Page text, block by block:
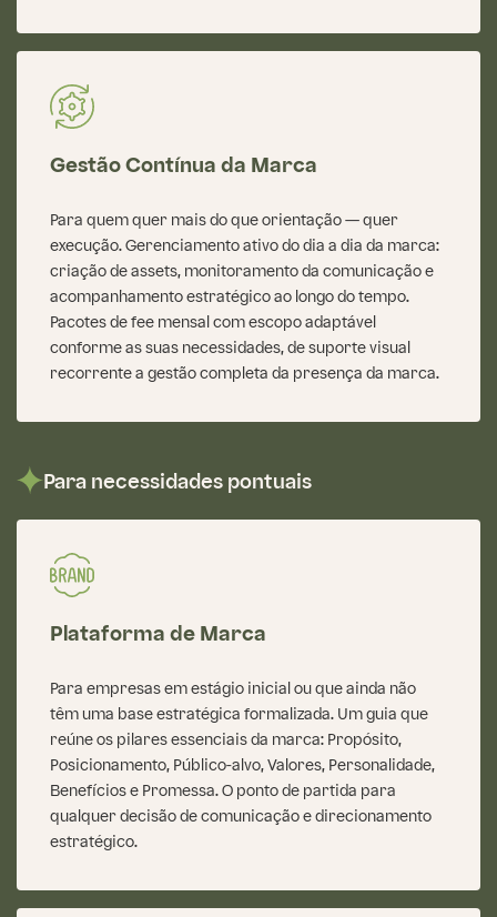
Gestão Contínua da Marca
Para quem quer mais do que orientação — quer
execução. Gerenciamento ativo do dia a dia da marca:
criação de assets, monitoramento da comunicação e
acompanhamento estratégico ao longo do tempo.
Pacotes de fee mensal com escopo adaptável
conforme as suas necessidades, de suporte visual
recorrente a gestão completa da presença da marca.
Para necessidades pontuais
Plataforma de Marca
Para empresas em estágio inicial ou que ainda não
têm uma base estratégica formalizada. Um guia que
reúne os pilares essenciais da marca: Propósito,
Posicionamento, Público-alvo, Valores, Personalidade,
Benefícios e Promessa. O ponto de partida para
qualquer decisão de comunicação e direcionamento
estratégico.